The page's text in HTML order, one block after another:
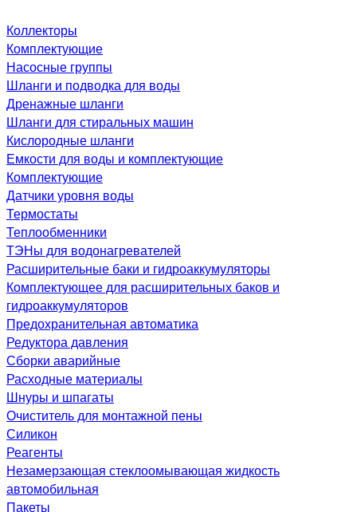
Коллекторы
Комплектующие
Насосные группы
Шланги и подводка для воды
Дренажные шланги
Шланги для стиральных машин
Кислородные шланги
Емкости для воды и комплектующие
Комплектующие
Датчики уровня воды
Термостаты
Теплообменники
ТЭНы для водонагревателей
Расширительные баки и гидроаккумуляторы
Комплектующее для расширительных баков и
гидроаккумуляторов
Предохранительная автоматика
Редуктора давления
Сборки аварийные
Расходные материалы
Шнуры и шпагаты
Очиститель для монтажной пены
Силикон
Реагенты
Незамерзающая стеклоомывающая жидкость
автомобильная
Пакеты